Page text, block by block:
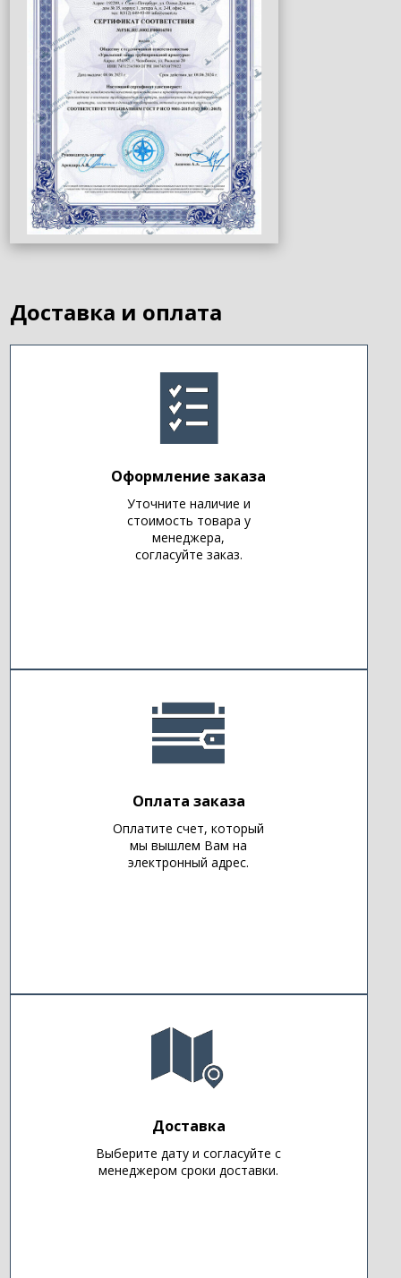
Доставка и оплата
Оформление заказа
Уточните наличие и
стоимость товара у
менеджера,
согласуйте заказ.
Оплата заказа
Оплатите счет, который
мы вышлем Вам на
электронный адрес.
Доставка
Выберите дату и согласуйте с
менеджером сроки доставки.